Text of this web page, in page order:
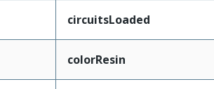
circuitsLoaded
colorResin